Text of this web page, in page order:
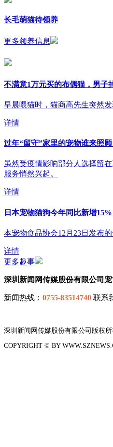
长毛萌猫待领养
更多领养信息
不满意1万元买的布偶猫，男子
早晨喂猫时，猫商高先生突然发
详情
过年“留守”家里的宠物谁来照
虽然受疫情影响部分人选择留
服务悄然兴起。
详情
日本宠物猫狗今年同比新增
本宠物食品协会12月23日发布
详情
更多趣事
深圳新闻网传媒股份有限公司宠
新闻热线： 0755-83514740 联系
深圳新闻网传媒股份有限公司版权
COPYRIGHT © BY